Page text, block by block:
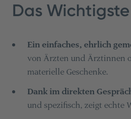
Das Wichtigste
Ein einfaches, ehrlich
von Ärzten und Ärztinnen
materielle Geschenke.
Dank im direkten
und spezifisch, zeigt echte